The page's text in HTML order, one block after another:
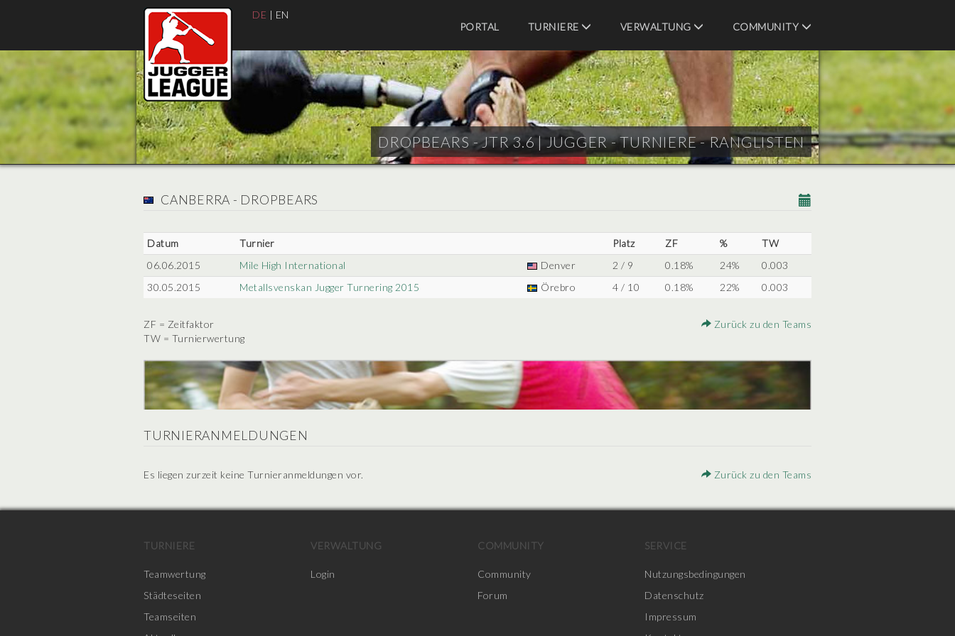
DE | EN
PORTAL
TURNIERE VERWALTUNG COMMUNITY
DROPBEARS - JTR 3.6 |JUGGER - TURNIERE - RANGLISTEN
CANBERRA - DROPBEARS
Datum Turnier Platz ZF %
TW
06.06.2015
Mile High International Denver 2 / 9 0.18% 24%
0.003
30.05.2015
Metallsvenskan Jugger Turnering 2015 Örebro 4 / 10 0.18% 22% 0.003
ZF = Zeitfaktor
TW = Turnierwertung
Zurück zu den Teams
TURNIERANMELDUNGEN
Es liegen zurzeit keine Turnieranmeldungen vor. Zurück zu den Teams
TURNIERE
Teamwertung
Städteseiten
Teamseiten
VERWALTUNG
Login
COMMUNITY
Community
Forum
SERVICE
Nutzungsbedingungen
Datenschutz
Impressum